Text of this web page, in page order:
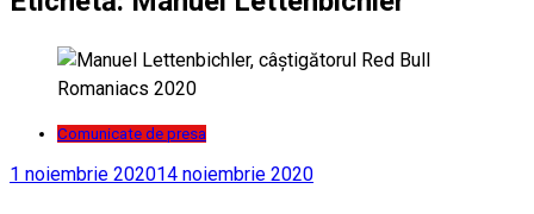
Comunicate de presa
1 noiembrie 202014 noiembrie 2020